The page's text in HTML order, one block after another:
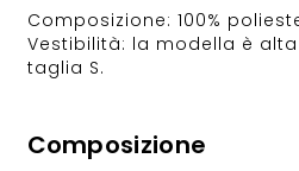
Composizione: 100%
Vestibilità: la modella è alta
taglia S.
Composizione